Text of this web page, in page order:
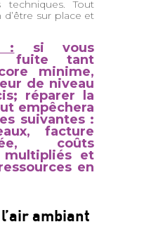
techniques. Tout
d’être sur place et
: si vous
fuite tant
minime,
de niveau
réparer la
empêchera
suivantes :
facture
coûts
multipliés et
en
ambiant